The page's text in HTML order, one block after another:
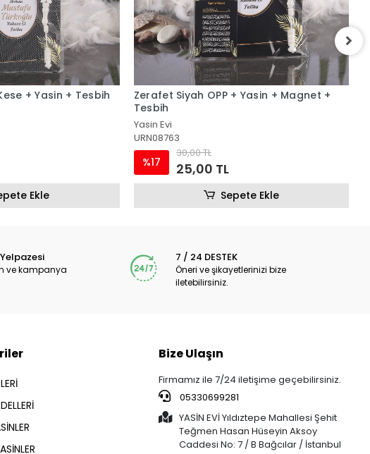
OPP + Yasin + Magnet +
Sepete Ekle
Zerafet Siyah Magnet
%17
Sepete Ekle
ve kampanya
7 / 24 DESTEK
Öneri ve şikayetlerinizi bize
iletebilirsiniz.
Bize Ulaşın
Firmamız ile 7/24 iletişime geçebilirsiniz.
05330699281
YASİN EVİ Yıldıztepe Mahallesi Şehit
Teğmen Hasan Hüseyin Aksoy
Caddesi No: 7 / B Bağcılar / İstanbul